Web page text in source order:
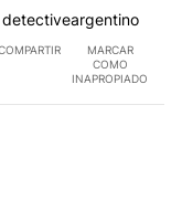
detectiveargentino
MARCAR
COMO
INAPROPIADO